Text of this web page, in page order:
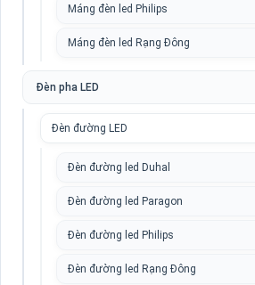
Máng đèn led Philips
Máng đèn led Rạng Đông
Đèn pha LED
Đèn đường LED
Đèn đường led Duhal
Đèn đường led Paragon
Đèn đường led Philips
Đèn đường led Rạng Đông